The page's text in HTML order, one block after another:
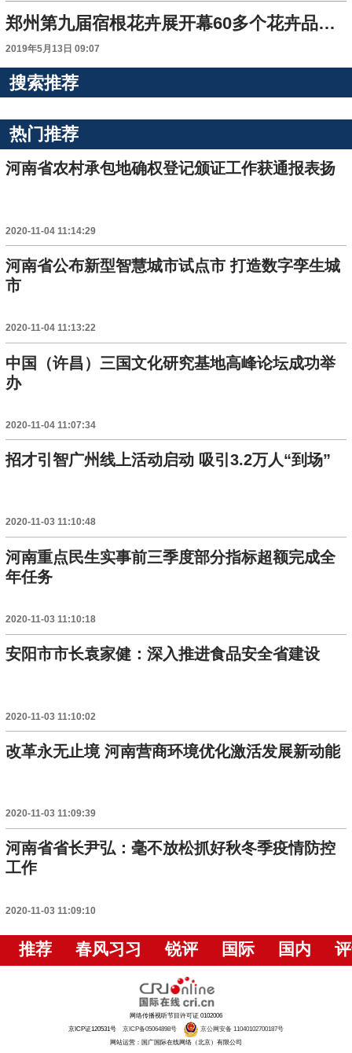
郑州第九届宿根花卉展开幕60多个花卉品种免费参观
2019年5月13日 09:07
搜索推荐
热门推荐
河南省农村承包地确权登记颁证工作获通报表扬
2020-11-04 11:14:29
河南省公布新型智慧城市试点市 打造数字孪生城
市
2020-11-04 11:13:22
中国（许昌）三国文化研究基地高峰论坛成功举
办
2020-11-04 11:07:34
招才引智广州线上活动启动 吸引3.2万人“到场”
2020-11-03 11:10:48
河南重点民生实事前三季度部分指标超额完成全
年任务
2020-11-03 11:10:18
安阳市市长袁家健：深入推进食品安全省建设
2020-11-03 11:10:02
改革永无止境 河南营商环境优化激活发展新动能
2020-11-03 11:09:39
河南省省长尹弘：毫不放松抓好秋冬季疫情防控
工作
2020-11-03 11:09:10
推荐 春风习习 锐评 国际 国内
网络传播视听节目许可证 0102006
京ICP证120531号 京ICP备05064898号
京公网安备 11040102700187号
网站运营：国广国际在线网络（北京）有限公司